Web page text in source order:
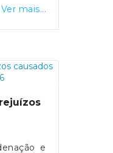
Luís
de
os
com o
Médio
Ver mais...
e